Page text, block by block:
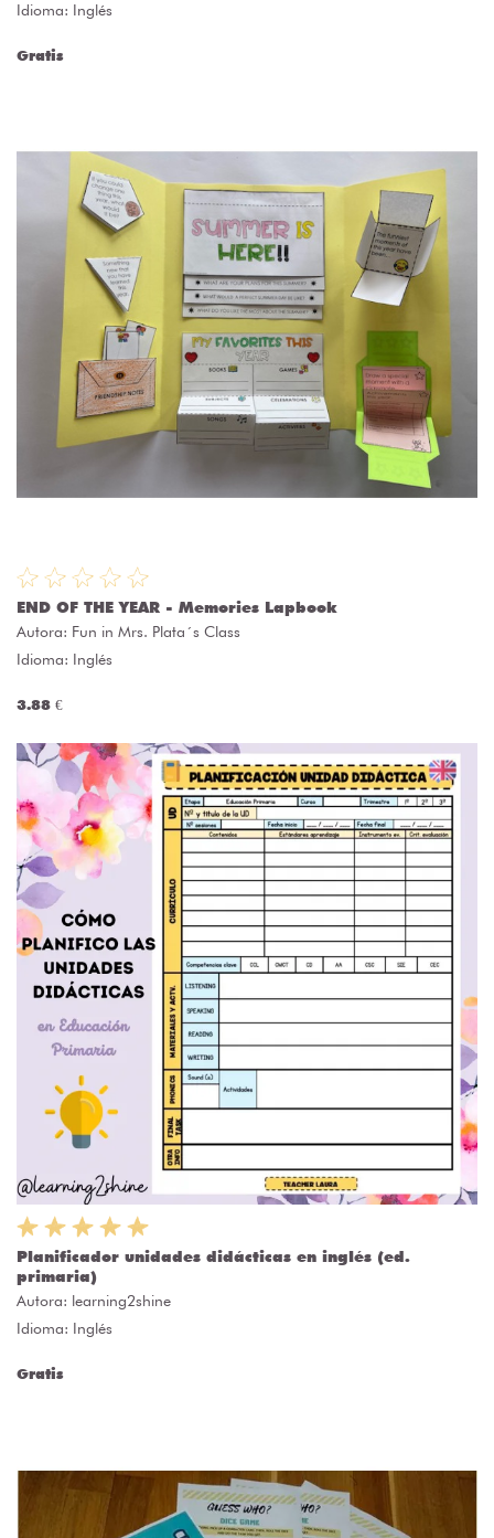
Idioma: Inglés
Gratis
END OF THE YEAR - Memories Lapbook
Autora: Fun in Mrs. Plata´s Class
Idioma: Inglés
3.88 €
Planificador unidades didácticas en inglés (ed.
primaria)
Autora: learning2shine
Idioma: Inglés
Gratis